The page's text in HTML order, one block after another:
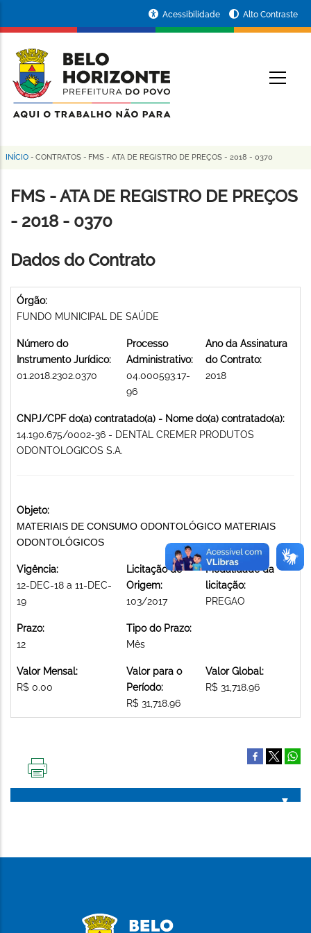
conteúdo
principal
da
Prefeitura
de
Horizonte
Acessibilidade Alto Contraste
Trilha
de
navegação
INÍCIO - CONTRATOS - FMS - ATA DE REGISTRO DE PREÇOS - 2018 - 0370
FMS - ATA DE REGISTRO DE PREÇOS
- 2018 - 0370
Dados do Contrato
Órgão:
FUNDO MUNICIPAL DE SAÚDE
Número do
Instrumento Jurídico:
01.2018.2302.0370
Processo
Administrativo:
04.000593.17-
96
Ano da Assinatura
do Contrato:
2018
CNPJ/CPF do(a) contratado(a) - Nome do(a) contratado(a):
14.190.675/0002-36 - DENTAL CREMER PRODUTOS
ODONTOLOGICOS S.A.
Objeto:
MATERIAIS DE CONSUMO ODONTOLÓGICO MATERIAIS
ODONTOLÓGICOS
Vigência:
12-DEC-18 a 11-DEC-
19
Licitação de
Origem:
103/2017
Modalidade da
licitação:
PREGAO
Prazo:
12
Tipo do Prazo:
Mês
Valor Mensal:
R$ 0.00
Valor para o
Período:
R$ 31,718.96
Valor Global:
R$ 31,718.96
PÁGINA